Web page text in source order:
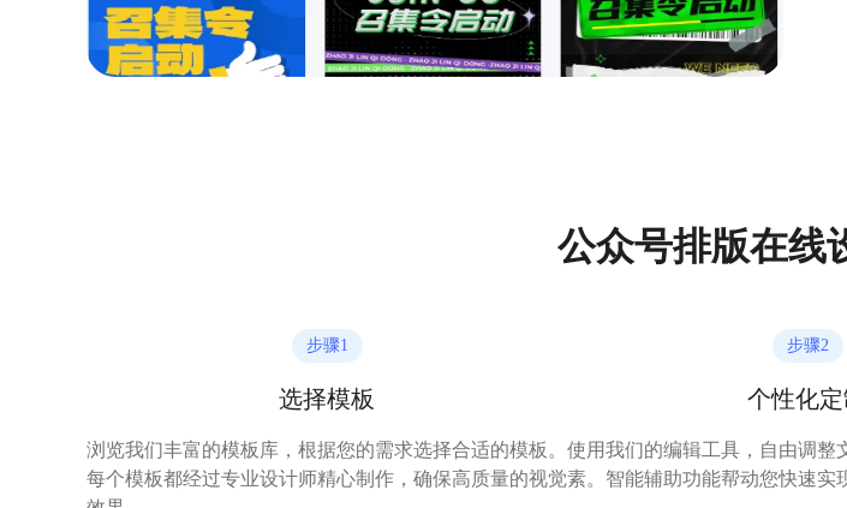
公众号排版在线
步骤1
选择模板
浏览我们丰富的模板库，根据您的需求选择合适的模板。
每个模板都经过专业设计师精心制作，确保高质量的视觉
步骤2
个性化定
使用我们的编辑工具，自由调整
素。智能辅助功能帮动您快速实